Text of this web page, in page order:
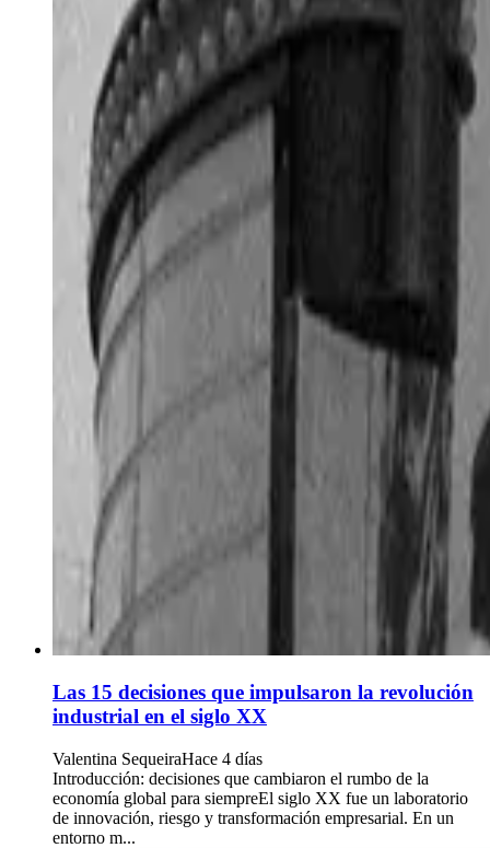
Las 15 decisiones que impulsaron la revolución
industrial en el siglo XX
Valentina SequeiraHace 4 días
Introducción: decisiones que cambiaron el rumbo de la
economía global para siempreEl siglo XX fue un laboratorio
de innovación, riesgo y transformación empresarial. En un
entorno m...